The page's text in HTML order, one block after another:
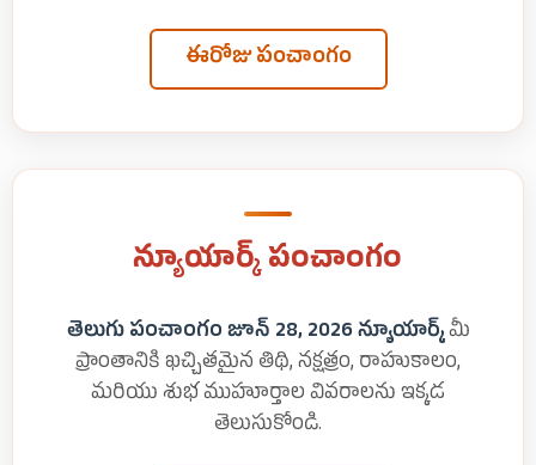
ఈరోజు పంచాంగం
న్యూయార్క్ పంచాంగం
తెలుగు పంచాంగం జూన్ 28, 2026 న్యూయార్క్మీ
ప్రాంతానికి ఖచ్చితమైన తిథి, నక్షత్రం, రాహుకాలం,
మరియు శుభ ముహూర్తాల వివరాలను ఇక్కడ
తెలుసుకోండి.